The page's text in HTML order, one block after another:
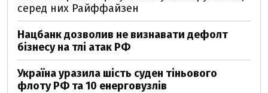
серед них Райффайзен
Нацбанк дозволив не визнавати дефолт
бізнесу на тлі атак РФ
Україна уразила шість суден тіньового
флоту РФ та 10 енерговузлів